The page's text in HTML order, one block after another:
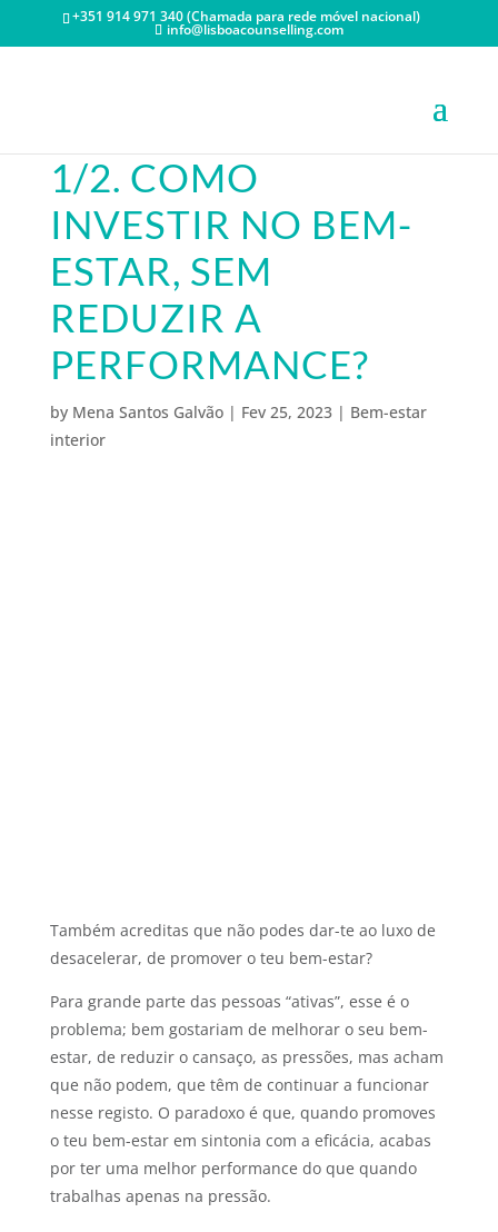
+351 914 971 340 (Chamada para rede móvel nacional)
info@lisboacounselling.com
1/2. COMO
INVESTIR NO BEM-
ESTAR, SEM
REDUZIR A
PERFORMANCE?
by Mena Santos Galvão| Fev 25, 2023| Bem-estar
interior
Também acreditas que não podes dar-te ao luxo de
desacelerar, de promover o teu bem-estar?
Para grande parte das pessoas “ativas”, esse é o
problema; bem gostariam de melhorar o seu bem-
estar, de reduzir o cansaço, as pressões, mas acham
que não podem, que têm de continuar a funcionar
nesse registo. O paradoxo é que, quando promoves
o teu bem-estar em sintonia com a eficácia, acabas
por ter uma melhor performance do que quando
trabalhas apenas na pressão.